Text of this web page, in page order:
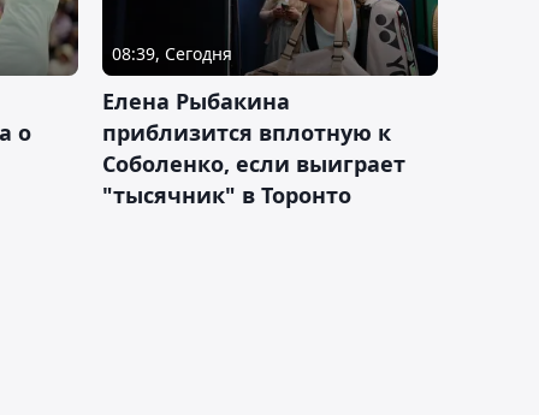
о
08:39, Сегодня
Елена Рыбакина
приблизится вплотную к
Соболенко, если выиграет
"тысячник" в Торонто